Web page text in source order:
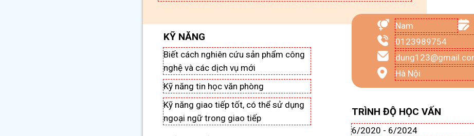
KỸ NĂNG
Biết cách nghiên cứu sản phẩm công
nghệ và các dịch vụ mới
Kỹ năng tin học văn phòng
Kỹ năng giao tiếp tốt, có thể sử dụng
ngoại ngữ trong giao tiếp
Nam
0123989754
Hà Nội
TRÌNH ĐỘ HỌC VẤN
6/2020 - 6/2024